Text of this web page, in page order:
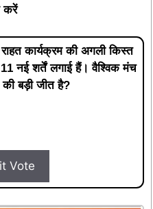
करें
कार्यक्रम की अगली किस्त
नई शर्तें लगाई हैं। वैश्विक मंच
की बड़ी जीत है?
Vote